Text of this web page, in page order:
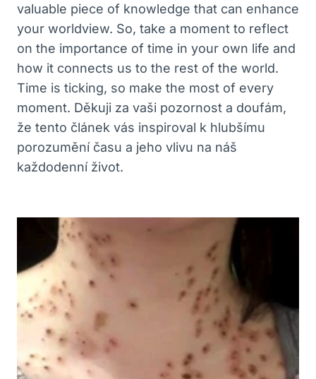
⁢valuable ‌piece of‌ knowledge that can enhance
your worldview. ⁣So, take a moment to ⁢reflect
on the importance ⁤of time in your‌ own life and
how it connects us ​to the rest of‌ the⁤ world.
Time⁤ is ticking, ⁤so make the⁣ most of every
moment. Děkuji za vaši⁤ pozornost a doufám,
že tento‌ článek vás inspiroval k hlubšímu
‌porozumění času a jeho vlivu na​ náš
každodenní život.